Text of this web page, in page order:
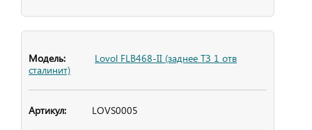
Lovol FLB468-II (заднее ТЗ 1 отв
сталинит)
LOVS0005